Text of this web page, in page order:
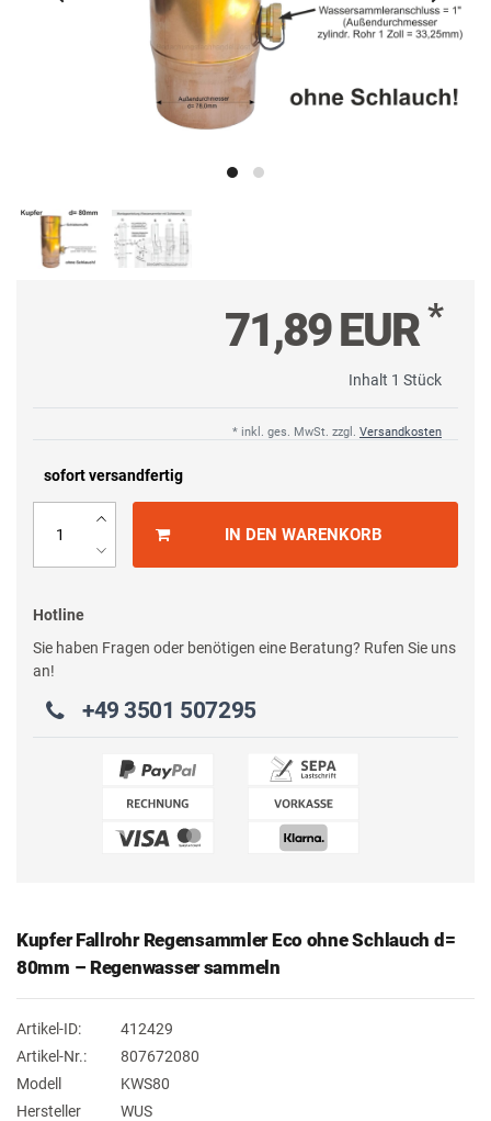
71,89 EUR*
Inhalt 1 Stück
* inkl. ges. MwSt. zzgl. Versandkosten
sofort versandfertig
IN DEN WARENKORB
Hotline
Sie haben Fragen oder benötigen eine Beratung? Rufen Sie uns
an!
+49 3501 507295
Kupfer Fallrohr Regensammler Eco ohne Schlauch d=
80mm – Regenwasser sammeln
Artikel-ID:
412429
Artikel-Nr.:
807672080
Modell
KWS80
Hersteller
WUS